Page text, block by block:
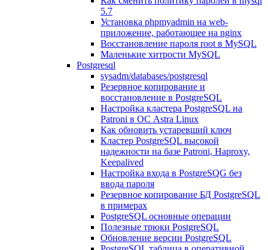
5.7
Установка phpmyadmin на web-
приложение, работающее на nginx
Восстановление пароля root в MySQL
Маленькие хитрости MySQL
Postgresql
sysadm/databases/postgresql
Резервное копирование и
восстановление в PostgreSQL
Настройка кластера PostgreSQL на
Patroni в ОС Astra Linux
Как обновить устаревший ключ
Кластер PostgreSQL высокой
надежности на базе Patroni, Haproxy,
Keepalived
Настройка входа в PostgreSQG без
ввода пароля
Резервное копирование БД PostgreSQL
в примерах
PostgreSQL основные операции
Полезные трюки PostgreSQL
Обновление версии PostgreSQL